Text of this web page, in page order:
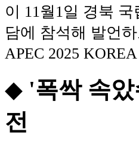
이 11월1일 경북
담에 참석해 발언하
APEC 2025
◆ '폭싹 속
전